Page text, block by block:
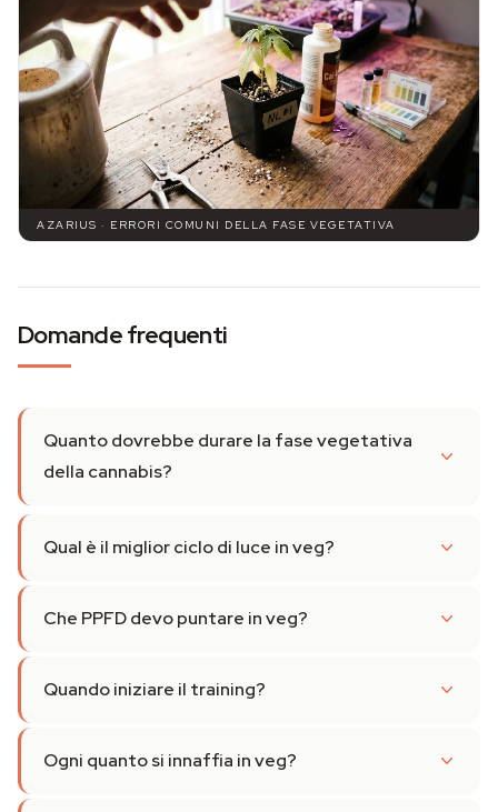
AZARIUS · ERRORI COMUNI DELLA FASE VEGETATIVA
Domande frequenti
Quanto dovrebbe durare la fase vegetativa
della cannabis?
Qual è il miglior ciclo di luce in veg?
Che PPFD devo puntare in veg?
Quando iniziare il training?
Ogni quanto si innaffia in veg?